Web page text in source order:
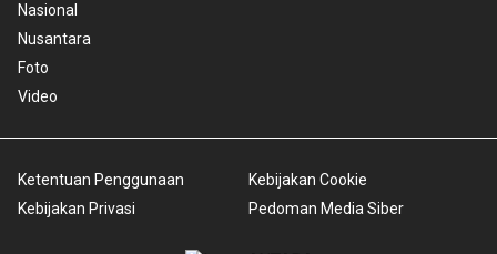
Nasional
Nusantara
Foto
Video
Ketentuan Penggunaan
Kebijakan Privasi
Kebijakan Cookie
Pedoman Media Siber